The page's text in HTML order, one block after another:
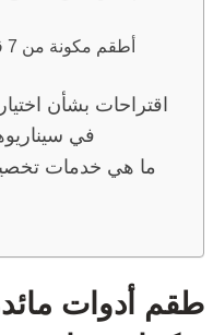
اقتراحات بشأن اختيار
في سيناريوهات
ما هي خدمات تخصيص
أدوات مائدة